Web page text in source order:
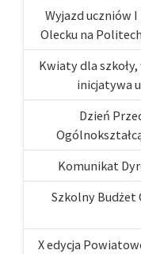
Wyjazd uczniów
Olecku na
Kwiaty dla
inicjatywa
Dzień
Komunikat
Szkolny Budżet
X edycja